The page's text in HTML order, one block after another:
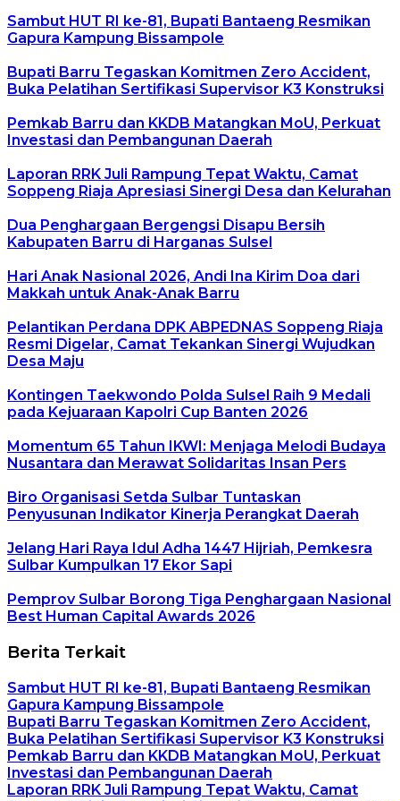
Sambut HUT RI ke-81, Bupati Bantaeng Resmikan
Gapura Kampung Bissampole
Bupati Barru Tegaskan Komitmen Zero Accident,
Buka Pelatihan Sertifikasi Supervisor K3 Konstruksi
Pemkab Barru dan KKDB Matangkan MoU, Perkuat
Investasi dan Pembangunan Daerah
Laporan RRK Juli Rampung Tepat Waktu, Camat
Soppeng Riaja Apresiasi Sinergi Desa dan Kelurahan
Dua Penghargaan Bergengsi Disapu Bersih
Kabupaten Barru di Harganas Sulsel
Hari Anak Nasional 2026, Andi Ina Kirim Doa dari
Makkah untuk Anak-Anak Barru
Pelantikan Perdana DPK ABPEDNAS Soppeng Riaja
Resmi Digelar, Camat Tekankan Sinergi Wujudkan
Desa Maju
Kontingen Taekwondo Polda Sulsel Raih 9 Medali
pada Kejuaraan Kapolri Cup Banten 2026
Momentum 65 Tahun IKWI: Menjaga Melodi Budaya
Nusantara dan Merawat Solidaritas Insan Pers
Biro Organisasi Setda Sulbar Tuntaskan
Penyusunan Indikator Kinerja Perangkat Daerah
Jelang Hari Raya Idul Adha 1447 Hijriah, Pemkesra
Sulbar Kumpulkan 17 Ekor Sapi
Pemprov Sulbar Borong Tiga Penghargaan Nasional
Best Human Capital Awards 2026
Berita Terkait
Sambut HUT RI ke-81, Bupati Bantaeng Resmikan
Gapura Kampung Bissampole
Bupati Barru Tegaskan Komitmen Zero Accident,
Buka Pelatihan Sertifikasi Supervisor K3 Konstruksi
Pemkab Barru dan KKDB Matangkan MoU, Perkuat
Investasi dan Pembangunan Daerah
Laporan RRK Juli Rampung Tepat Waktu, Camat